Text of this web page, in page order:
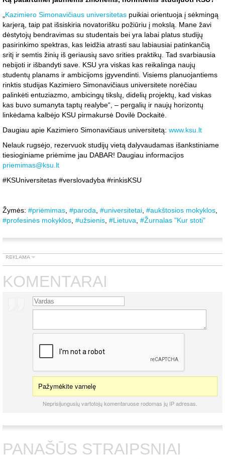
„Kazimiero Simonavičiaus universitetas puikiai orientuoja į sėkmingą
karjerą, taip pat išsiskiria novatorišku požiūriu į mokslą. Mane žavi
dėstytojų bendravimas su studentais bei yra labai platus studijų
pasirinkimo spektras, kas leidžia atrasti sau labiausiai patinkančią
sritį ir semtis žinių iš geriausių savo srities praktikų. Tad svarbiausia
nebijoti ir išbandyti save. KSU yra viskas kas reikalinga naujų
studentų planams ir ambicijoms įgyvendinti. Visiems planuojantiems
rinktis studijas Kazimiero Simonavičiaus universitete norėčiau
palinkėti entuziazmo, ambicingų tikslų, didelių projektų, kad viskas
kas buvo sumanyta taptų realybe“, – pergalių ir naujų horizontų
linkėdama kalbėjo KSU pirmakursė Dovilė Dockaitė.
Daugiau apie Kazimiero Simonavičiaus universitetą: www.ksu.lt
Nelauk rugsėjo, rezervuok studijų vietą dalyvaudamas išankstiniame
tiesioginiame priėmime jau DABAR! Daugiau informacijos
priemimas@ksu.lt
#KSUniversitetas #verslovadyba #rinkisKSU
Žymės: #priėmimas, #paroda, #universitetai, #aukštosios mokyklos,
#profesinės mokyklos, #užsienis, #Lietuva, #Žurnalas "Kur stoti"
KOMENTARAI
Pažymėkite varnelę
Neprisijungusių vartotojų komentaruose rodomas jų IP adresas.
PANAŠŪS STRAIPSNIAI